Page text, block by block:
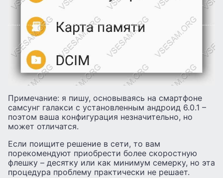
Примечание: я пишу, основываясь на смартфоне
самсунг галакси с установленным андроид 6.0.1 –
поэтом ваша конфигурация незначительно, но
может отличатся.
Если поищите решение в сети, то вам
порекомендуют приобрести более скоростную
флешку – десятку или как минимум семерку, но эта
процедура проблему практически не решает.